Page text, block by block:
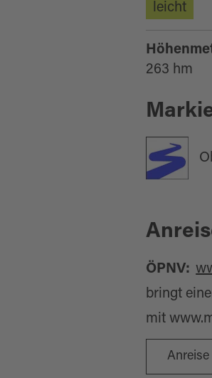
leicht
263 hm
ÖPNV:
bringt
mit